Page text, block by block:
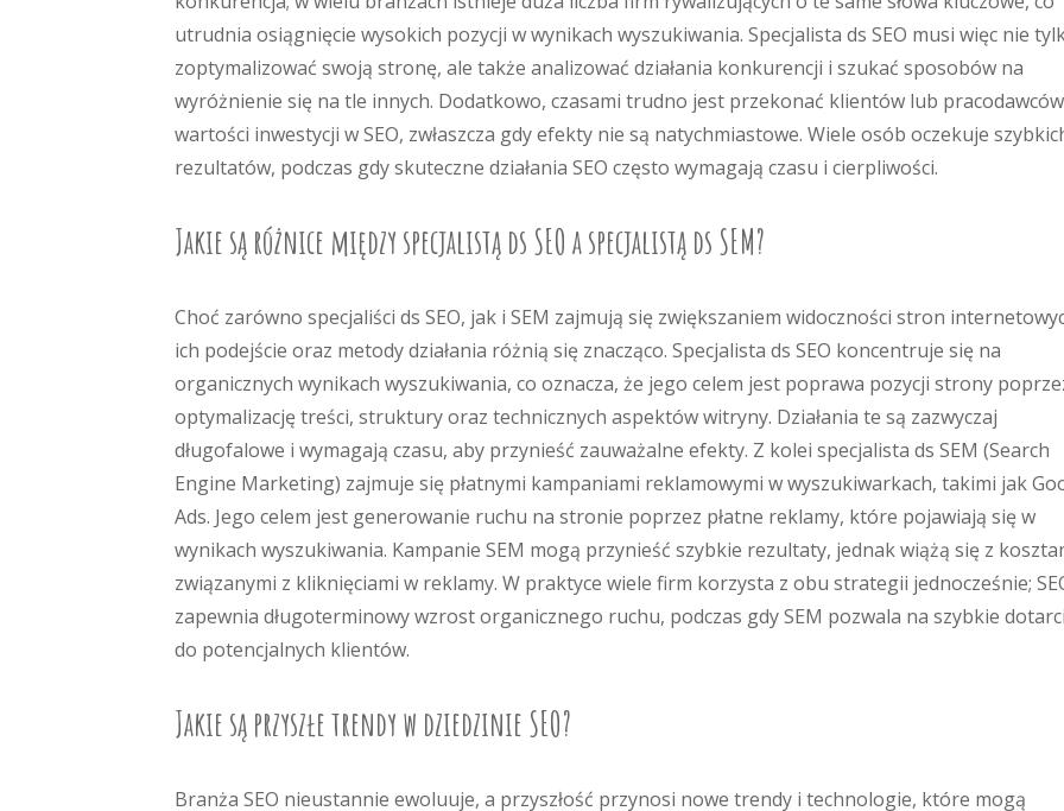
utrudnia osiągnięcie wysokich pozycji w wynikach wyszukiwania. Specjalista ds SEO musi więc nie
zoptymalizować swoją stronę, ale także analizować działania konkurencji i szukać sposobów na
wyróżnienie się na tle innych. Dodatkowo, czasami trudno jest przekonać klientów lub
wartości inwestycji w SEO, zwłaszcza gdy efekty nie są natychmiastowe. Wiele osób oczekuje
rezultatów, podczas gdy skuteczne działania SEO często wymagają czasu i cierpliwości.
Jakie są różnice między specjalistą ds SEO a specjalistą ds SEM?
Choć zarówno specjaliści ds SEO, jak i SEM zajmują się zwiększaniem widoczności stron
ich podejście oraz metody działania różnią się znacząco. Specjalista ds SEO koncentruje się na
organicznych wynikach wyszukiwania, co oznacza, że jego celem jest poprawa pozycji strony
optymalizację treści, struktury oraz technicznych aspektów witryny. Działania te są zazwyczaj
długofalowe i wymagają czasu, aby przynieść zauważalne efekty. Z kolei specjalista ds SEM (Search
Engine Marketing) zajmuje się płatnymi kampaniami reklamowymi w wyszukiwarkach, takimi jak
Ads. Jego celem jest generowanie ruchu na stronie poprzez płatne reklamy, które pojawiają się w
wynikach wyszukiwania. Kampanie SEM mogą przynieść szybkie rezultaty, jednak wiążą się z
związanymi z kliknięciami w reklamy. W praktyce wiele firm korzysta z obu strategii jednocześnie;
zapewnia długoterminowy wzrost organicznego ruchu, podczas gdy SEM pozwala na szybkie
do potencjalnych klientów.
Jakie są przyszłe trendy w dziedzinie SEO?
Branża SEO nieustannie ewoluuje, a przyszłość przynosi nowe trendy i technologie, które mogą